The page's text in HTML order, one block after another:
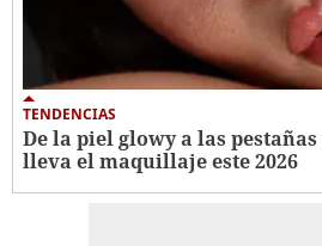
TENDENCIAS
De la piel glowy a las
lleva el maquillaje este 2026